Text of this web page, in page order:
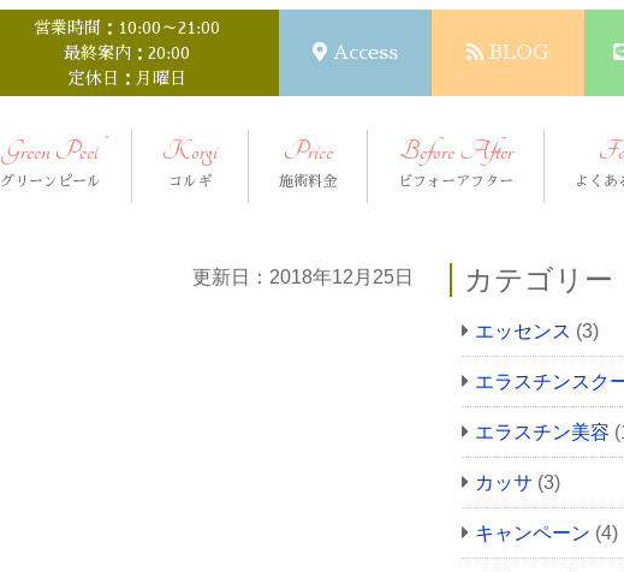
営業時間：10:00～21:00
最終案内：20:00
定休日：月曜日
Access BLOG
Green Peel
グリーンピール
Korgi
コルギ
Price
施術料金
Before After
ビフォーアフター よくあ
更新日：2018年12月25日 カテゴリー
エッセンス (3)
エラスチンスク
エラスチン美容
カッサ (3)
キャンペーン (4)